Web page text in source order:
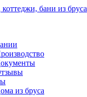
бани из бруса
из бруса